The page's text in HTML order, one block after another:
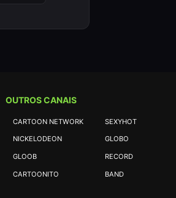
CARTOON NETWORK
NICKELODEON
GLOOB
CARTOONITO
SEXYHOT
GLOBO
RECORD
BAND
OUTROS CANAIS